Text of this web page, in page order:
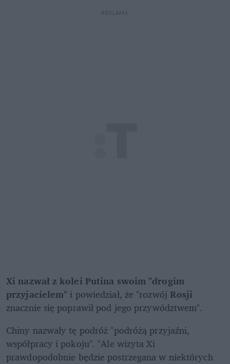
REKLAMA
Xi nazwał z kolei Putina swoim "drogim
przyjacielem" i powiedział, że "rozwój Rosji
znacznie się poprawił pod jego przywództwem".
Chiny nazwały tę podróż "podróżą przyjaźni,
współpracy i pokoju". "Ale wizyta Xi
prawdopodobnie będzie postrzegana w niektórych